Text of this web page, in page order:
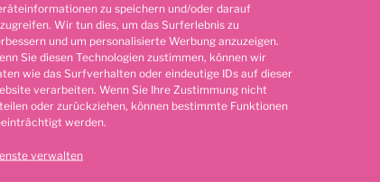
zu speichern und/oder darauf
Wir tun dies, um das Surferlebnis zu
und um personalisierte Werbung anzuzeigen.
Sie diesen Technologien zustimmen, können wir
wie das Surfverhalten oder eindeutige IDs auf dieser
verarbeiten. Wenn Sie Ihre Zustimmung nicht
oder zurückziehen, können bestimmte Funktionen
werden.
verwalten
MAGDEBURG